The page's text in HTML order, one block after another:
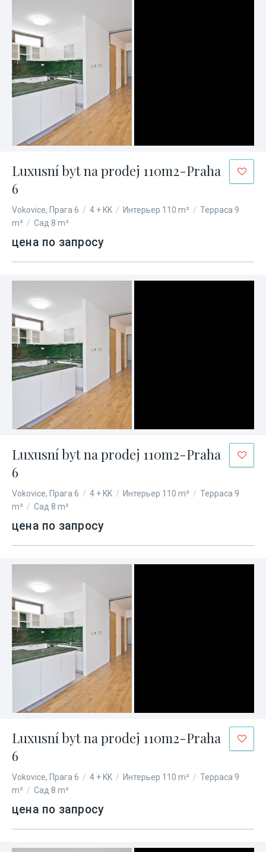
Luxusní byt na prodej 110m2-Praha
6
Vokovice, Прага 6 / 4 + KK / Интерьер 110 m² / Терраса 9
m² / Сад 8 m²
цена по запросу
Luxusní byt na prodej 110m2-Praha
6
Vokovice, Прага 6 / 4 + KK / Интерьер 110 m² / Терраса 9
m² / Сад 8 m²
цена по запросу
Luxusní byt na prodej 110m2-Praha
6
Vokovice, Прага 6 / 4 + KK / Интерьер 110 m² / Терраса 9
m² / Сад 8 m²
цена по запросу